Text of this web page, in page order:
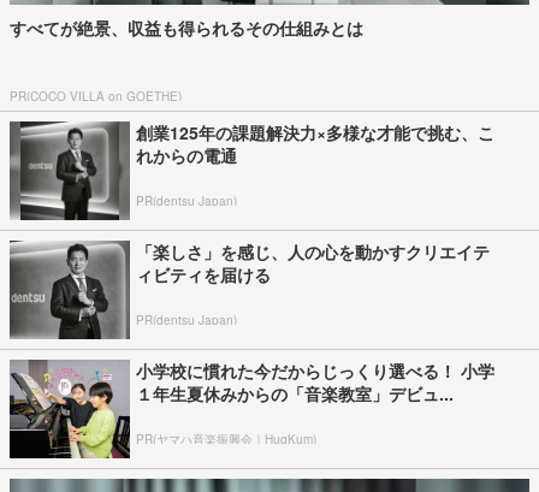
すべてが絶景、収益も得られるその仕組みとは
PR(COCO VILLA on GOETHE)
創業125年の課題解決力×多様な才能で挑む、こ
れからの電通
PR(dentsu Japan)
「楽しさ」を感じ、人の心を動かすクリエイテ
ィビティを届ける
PR(dentsu Japan)
小学校に慣れた今だからじっくり選べる！ 小学
１年生夏休みからの「音楽教室」デビュ...
PR(ヤマハ音楽振興会｜HugKum)